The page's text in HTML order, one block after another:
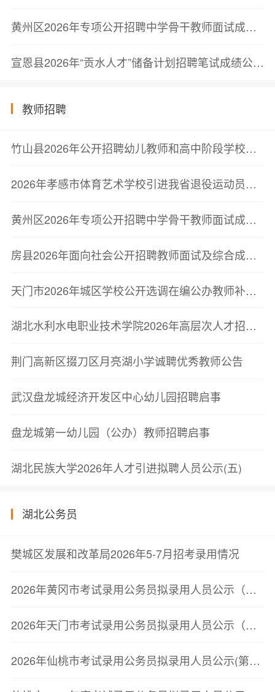
黄州区2026年专项公开招聘中学骨干教师面试成绩及综合成绩排名公告
宣恩县2026年“贡水人才”储备计划招聘笔试成绩公示及第二批次面试资格复审公告
教师招聘
竹山县2026年公开招聘幼儿教师和高中阶段学校教师面试成绩及总成绩公告
2026年孝感市体育艺术学校引进我省退役运动员面试公告
黄州区2026年专项公开招聘中学骨干教师面试成绩及综合成绩排名公告
房县2026年面向社会公开招聘教师面试及综合成绩公告
天门市2026年城区学校公开选调在编公办教师补充公告
湖北水利水电职业技术学院2026年高层次人才招聘公告
荆门高新区掇刀区月亮湖小学诚聘优秀教师公告
武汉盘龙城经济开发区中心幼儿园招聘启事
盘龙城第一幼儿园（公办）教师招聘启事
湖北民族大学2026年人才引进拟聘人员公示(五)
湖北公务员
樊城区发展和改革局2026年5-7月招考录用情况
2026年黄冈市考试录用公务员拟录用人员公示（第三批）
2026年天门市考试录用公务员拟录用人员公示（第二批）
2026年仙桃市考试录用公务员拟录用人员公示(第二批)